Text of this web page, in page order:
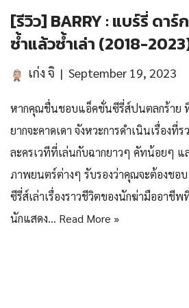
[รีวิว] BARRY : แบร์รี่ ดา
ซ้ำแล้วซ้ำเล่า (2018-
เก่ง จิ September 19, 2023
หากคุณชื่นชอบแอ็คชั่นซีรี่ส์ปนตลกร้าย
ยากจะคาดเดา จังหวะการดำเนินเรื่องที่
ละครเวทีที่เล่นกับฉากยาวๆ คัทน้อยๆ
ภาพยนตร์ต่างๆ รับรองว่าคุณจะต้องชอ
ซีรี่ส์เล่าเรื่องราวชีวิตของนักฆ่ามืออาชี
นักแสดง… Read More »